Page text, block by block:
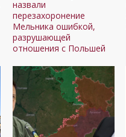
назвали
перезахоронение
Мельника ошибкой,
разрушающей
отношения с Польшей